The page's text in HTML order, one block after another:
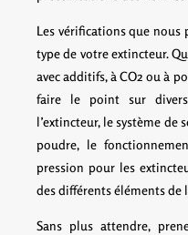
Les vérifications que nous
type de votre extincteur.
avec additifs, à CO2 ou à
faire le point sur
l’extincteur, le système de
poudre, le
pression pour les
des différents éléments de
Sans plus attendre,